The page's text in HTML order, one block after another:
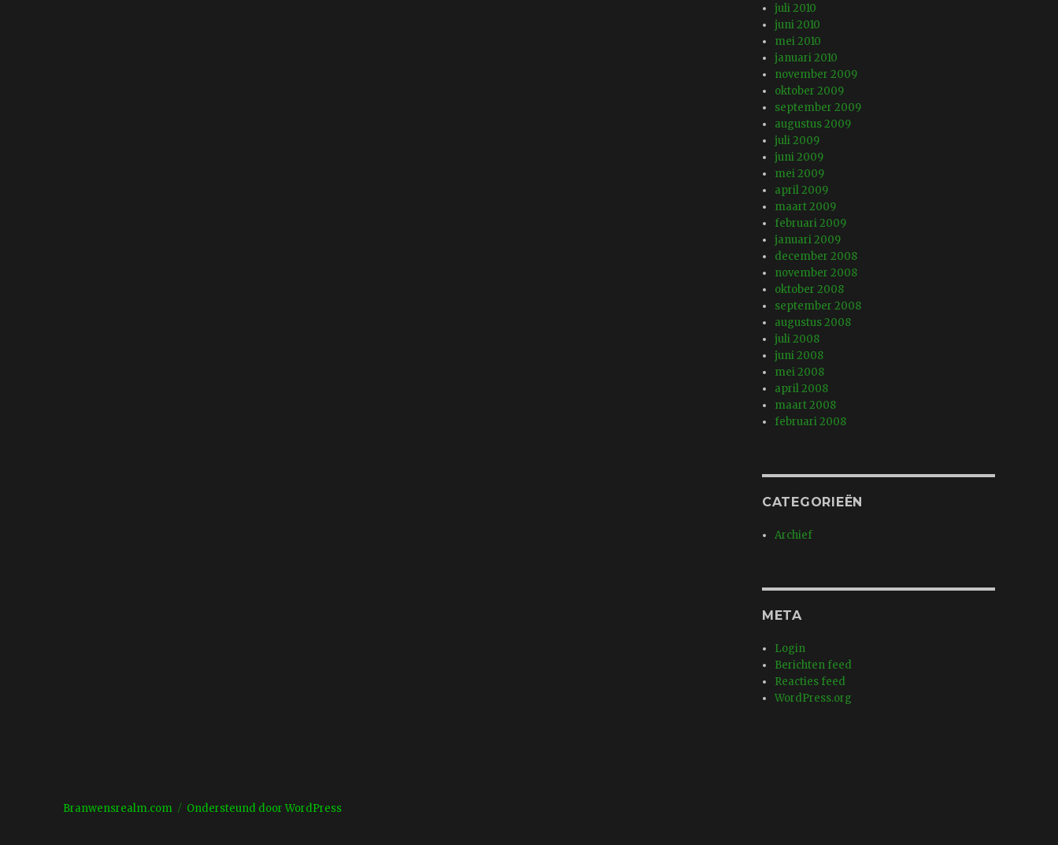
juli 2010
juni 2010
mei 2010
januari 2010
november 2009
oktober 2009
september 2009
augustus 2009
juli 2009
juni 2009
mei 2009
april 2009
maart 2009
februari 2009
januari 2009
december 2008
november 2008
oktober 2008
september 2008
augustus 2008
juli 2008
juni 2008
mei 2008
april 2008
maart 2008
februari 2008
CATEGORIEËN
Archief
META
Login
Berichten feed
Reacties feed
WordPress.org
Branwensrealm.com Ondersteund door WordPress